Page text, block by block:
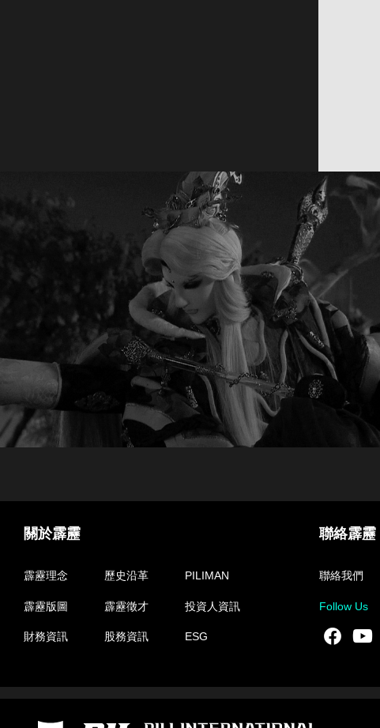
關於霹靂
霹靂理念 歷史沿革 PILIMAN
霹靂版圖 霹靂徵才 投資人資訊
財務資訊 股務資訊 ESG
聯絡霹靂
聯絡我們
Follow Us